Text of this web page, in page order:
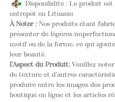
Disponibilité : Le produit est
entrepôt en Lituanie
À Noter : Nos produits étant
présenter de légères
motif ou de la forme, ce qui
leur beauté.
l'Aspect du Produit:Veuillez
de texture et d'autres
produire entre les images des
boutique en ligne et les articles